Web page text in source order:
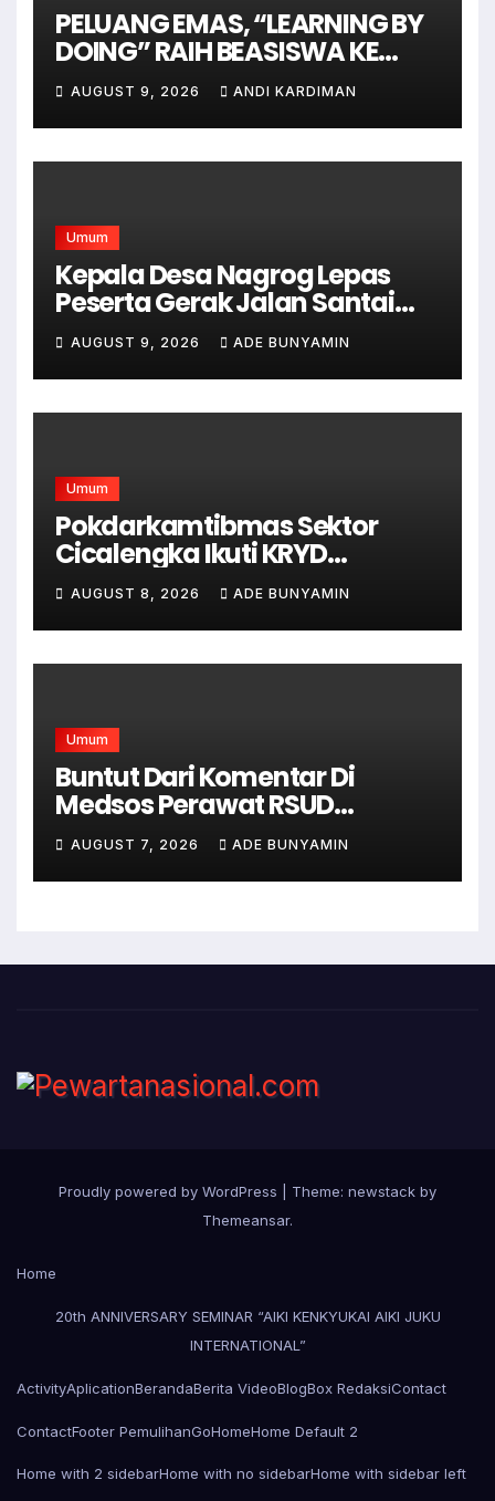
PELUANG EMAS, “LEARNING BY
DOING” RAIH BEASISWA KE
AUSTRALIA
AUGUST 9, 2026 ANDI KARDIMAN
Umum
Kepala Desa Nagrog Lepas
Peserta Gerak Jalan Santai
dalam Rangka HUT RI ke-81
AUGUST 9, 2026 ADE BUNYAMIN
Umum
Pokdarkamtibmas Sektor
Cicalengka Ikuti KRYD
Gabungan Bersama TNI-Polri,
Satpol PP dan Linmas, Demi
Terciptanya Keamana Dan
Ketertiban
AUGUST 8, 2026 ADE BUNYAMIN
Umum
Buntut Dari Komentar Di
Medsos Perawat RSUD
Cicalengka Di Non Aktifkan
AUGUST 7, 2026 ADE BUNYAMIN
Proudly powered by WordPress
Theme: newstack by
Themeansar.
Home
20th ANNIVERSARY SEMINAR “AIKI KENKYUKAI AIKI JUKU
INTERNATIONAL”
ActivityAplicationBerandaBerita VideoBlogBox RedaksiContact
ContactFooter PemulihanGoHomeHome Default 2
Home with 2 sidebarHome with no sidebarHome with sidebar left